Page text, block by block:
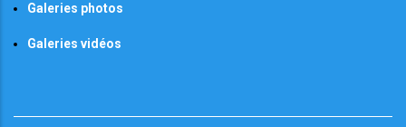
Galeries photos
Galeries vidéos